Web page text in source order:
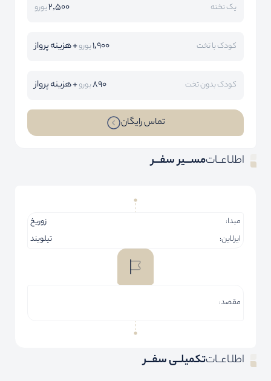
یک تخته 2,500یورو
کودک با تخت 1,900یورو+ هزینه پرواز
کودک بدون تخت 890یورو+ هزینه پرواز
تماس رایگان
اطلـاعــاتمســـیر سفـــر
مبدا:
زوریخ
ایرلاین:
تیلویند
مقصد:
اطلـاعــاتتکمیلــی سفـــر